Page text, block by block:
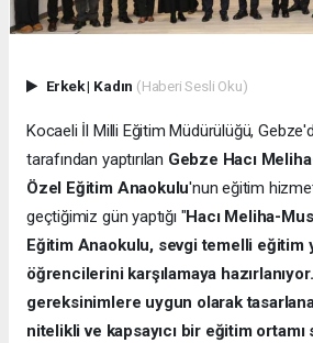
Erkek| Kadın (Haberi Sesli Oku)
Kocaeli İl Milli Eğitim Müdürülüğü,
tarafından yaptırılan Gebze Hacı
Özel Eğitim Anaokulu'nun eğitim
geçtiğimiz gün yaptığı "Hacı Meliha-
Eğitim Anaokulu, sevgi temelli eğitim
öğrencilerini karşılamaya
gereksinimlere uygun olarak
nitelikli ve kapsayıcı bir eğitim ortamı